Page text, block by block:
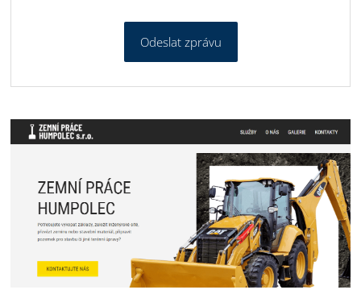
Odeslat zprávu